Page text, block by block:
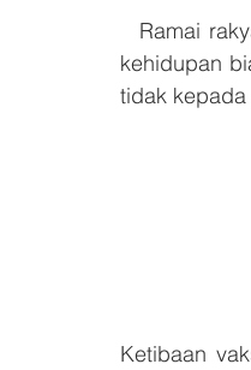
kehidupan
tidak
Ketibaan